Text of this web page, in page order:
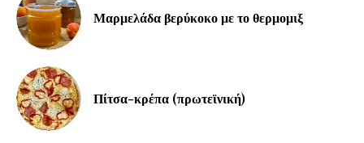
Μαρμελάδα βερύκοκο με το θερμομιξ
Πίτσα-κρέπα (πρωτεϊνική)